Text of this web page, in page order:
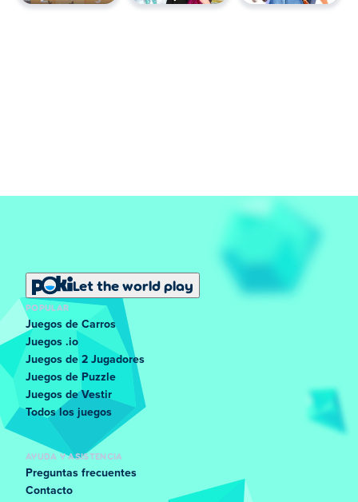
Let the world play
POPULAR
Juegos de Carros
Juegos .io
Juegos de 2 Jugadores
Juegos de Puzzle
Juegos de Vestir
Todos los juegos
AYUDA Y ASISTENCIA
Preguntas frecuentes
Contacto